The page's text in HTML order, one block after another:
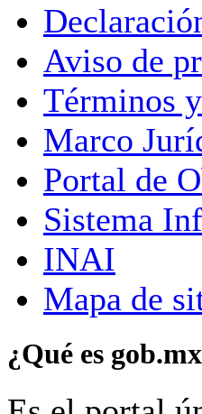
Aviso de
Términos
Marco
Portal de
Sistema
INAI
Mapa de
¿Qué es